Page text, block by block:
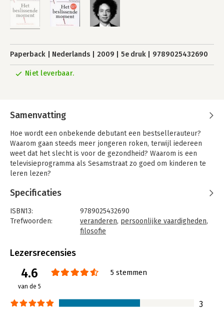
Paperback Nederlands 2009 5e druk 9789025432690
Niet leverbaar.
Samenvatting
Hoe wordt een onbekende debutant een bestsellerauteur?
Waarom gaan steeds meer jongeren roken, terwijl iedereen
weet dat het slecht is voor de gezondheid? Waarom is een
televisieprogramma als Sesamstraat zo goed om kinderen te
leren lezen?
zo plotseling beginnen. Ideeën, gedrag, meningen en
griepepidemie kan starten, zo kan één graffitimaker de
criminaliteit doen toenemen of één tevreden klant de lege
tafels in een restaurant vullen.
aanstekelijk enthousiasme over de macht van nieuwe ideeën,
de wereld veranderen.
Specificaties
ISBN13:
9789025432690
Trefwoorden:
veranderen, persoonlijke vaardigheden,
filosofie
Bindwijze:
Uitgever:
Uitgeverij Contact
Hoofdrubriek:
Lezersrecensies
4.6
van de 5
5 stemmen
3